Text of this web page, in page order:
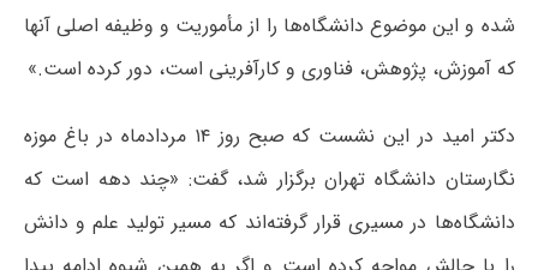
شده و این موضوع دانشگاه‌ها را از مأموریت و وظیفه اصلی آنها
که آموزش، پژوهش، فناوری و کارآفرینی است، دور کرده است.»
دکتر امید در این نشست که صبح روز ۱۴ مردادماه در باغ موزه
نگارستان دانشگاه تهران برگزار شد، گفت: «چند دهه است که
دانشگاه‌ها در مسیری قرار گرفته‌اند که مسیر تولید علم و دانش